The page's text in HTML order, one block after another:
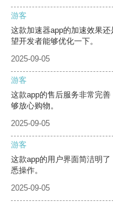
游客
这款加速器app的加速效果
望开发者能够优化一下。
2025-09-05
游客
这款app的售后服务非常完
够放心购物。
2025-09-05
游客
这款app的用户界面简洁明
悉操作。
2025-09-05